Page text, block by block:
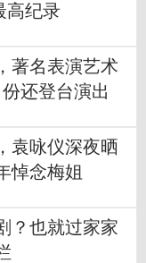
高纪录
著名表演艺术
还登台演出
袁咏仪深夜晒
悼念梅姐
？也就过家家